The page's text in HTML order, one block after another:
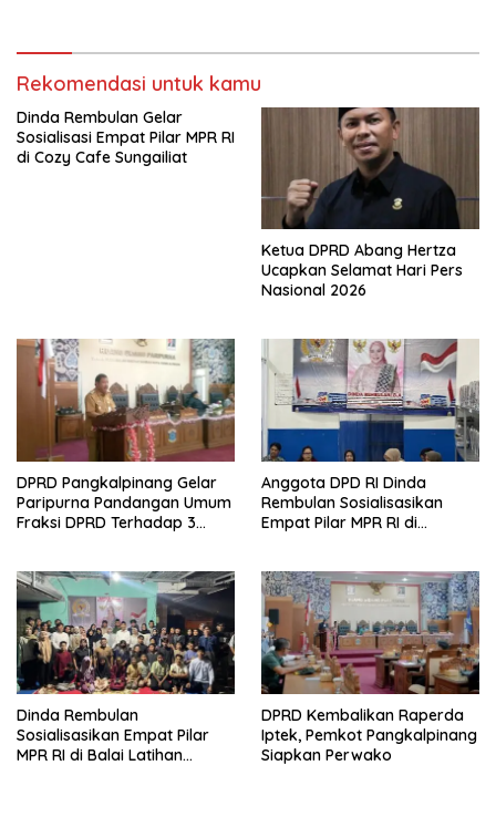
Rekomendasi untuk kamu
Dinda Rembulan Gelar
Sosialisasi Empat Pilar MPR RI
di Cozy Cafe Sungailiat
Ketua DPRD Abang Hertza
Ucapkan Selamat Hari Pers
Nasional 2026
DPRD Pangkalpinang Gelar
Paripurna Pandangan Umum
Fraksi DPRD Terhadap 3
Anggota DPD RI Dinda
Rembulan Sosialisasikan
Empat Pilar MPR RI di
Dinda Rembulan
Sosialisasikan Empat Pilar
MPR RI di Balai Latihan
DPRD Kembalikan Raperda
Iptek, Pemkot Pangkalpinang
Siapkan Perwako